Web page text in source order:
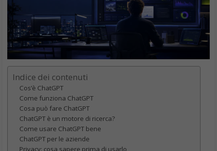
Indice dei contenuti
Cos’è ChatGPT
Come funziona ChatGPT
Cosa può fare ChatGPT
ChatGPT è un motore di ricerca?
Come usare ChatGPT bene
ChatGPT per le aziende
Privacy: cosa sapere prima di usarlo